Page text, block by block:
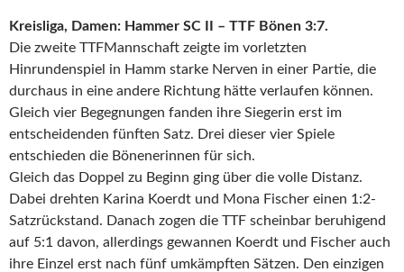
Kreisliga, Damen: Hammer SC II – TTF Bönen 3:7.
Die zweite TTFMannschaft zeigte im vorletzten
Hinrundenspiel in Hamm starke Nerven in einer Partie, die
durchaus in eine andere Richtung hätte verlaufen können.
Gleich vier Begegnungen fanden ihre Siegerin erst im
entscheidenden fünften Satz. Drei dieser vier Spiele
entschieden die Bönenerinnen für sich.
Gleich das Doppel zu Beginn ging über die volle Distanz.
Dabei drehten Karina Koerdt und Mona Fischer einen 1:2-
Satzrückstand. Danach zogen die TTF scheinbar beruhigend
auf 5:1 davon, allerdings gewannen Koerdt und Fischer auch
ihre Einzel erst nach fünf umkämpften Sätzen. Den einzigen